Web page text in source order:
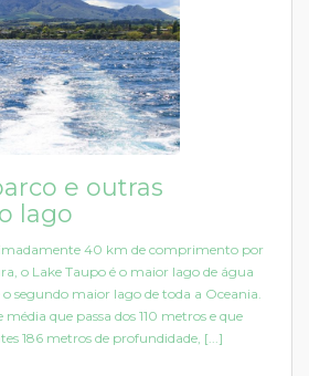
e outras
lago
40 km de comprimento por
o Lake Taupo é o maior lago de água
o segundo maior lago de toda a Oceania.
que passa dos 110 metros e que
186 metros de profundidade, [...]